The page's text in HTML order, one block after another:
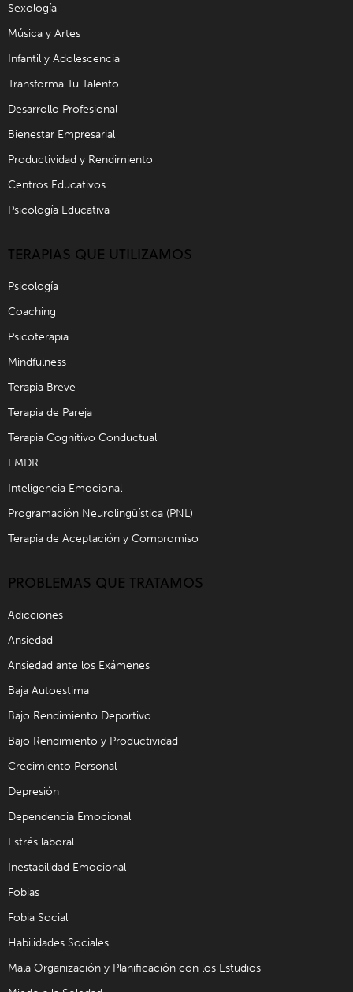
Sexología
Música y Artes
Infantil y Adolescencia
Transforma Tu Talento
Desarrollo Profesional
Bienestar Empresarial
Productividad y Rendimiento
Centros Educativos
Psicología Educativa
TERAPIAS QUE UTILIZAMOS
Psicología
Coaching
Psicoterapia
Mindfulness
Terapia Breve
Terapia de Pareja
Terapia Cognitivo Conductual
EMDR
Inteligencia Emocional
Programación Neurolingüística (PNL)
Terapia de Aceptación y Compromiso
PROBLEMAS QUE TRATAMOS
Adicciones
Ansiedad
Ansiedad ante los Exámenes
Baja Autoestima
Bajo Rendimiento Deportivo
Bajo Rendimiento y Productividad
Crecimiento Personal
Depresión
Dependencia Emocional
Estrés laboral
Inestabilidad Emocional
Fobias
Fobia Social
Habilidades Sociales
Mala Organización y Planificación con los Estudios